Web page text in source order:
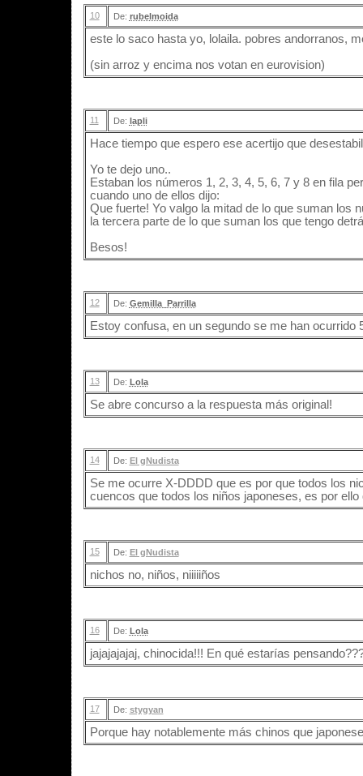
10 De: rubelmoida
este lo saco hasta yo, lolaila. pobres andorranos,
(sin arroz y encima nos votan en eurovision)
11 De: lapli
Hace tiempo que espero ese acertijo que
Yo te dejo uno..
Estaban los números 1, 2, 3, 4, 5, 6, 7 y 8 en fila
cuando uno de ellos dijo:
Que fuerte! Yo valgo la mitad de lo que suman los
la tercera parte de lo que suman los que tengo
Besos!
12 De: Gemilla_Parrilla
Estoy confusa, en un segundo se me han ocurrido
13 De: Lola
Se abre concurso a la respuesta más original!
14 De: El gNudista
Se me ocurre X-DDDD que es por que todos los
cuencos que todos los niños japoneses, es por
15 De: El gNudista
nichos no, niños, niiiiiños
16 De: Lola
jajajajajaj, chinocida!!! En qué estarías
17 De: stygyan
Porque hay notablemente más chinos que